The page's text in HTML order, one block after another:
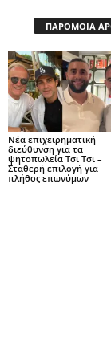
ΠΑΡΟΜΟΙΑ
Νέα επιχειρηματική
διεύθυνση για τα
ψητοπωλεία Τσι Τσι –
Σταθερή επιλογή για
πλήθος επωνύμων